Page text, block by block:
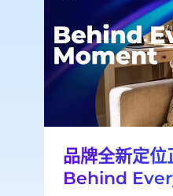
品牌全新定位
Behind